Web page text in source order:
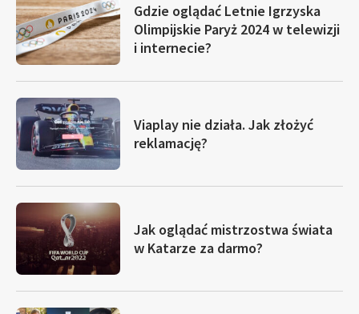
Gdzie oglądać Letnie Igrzyska
Olimpijskie Paryż 2024 w telewizji
i internecie?
Viaplay nie działa. Jak złożyć
reklamację?
Jak oglądać mistrzostwa świata
w Katarze za darmo?